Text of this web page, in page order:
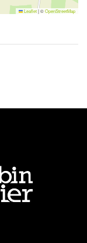
Leaflet|©OpenStreetMap